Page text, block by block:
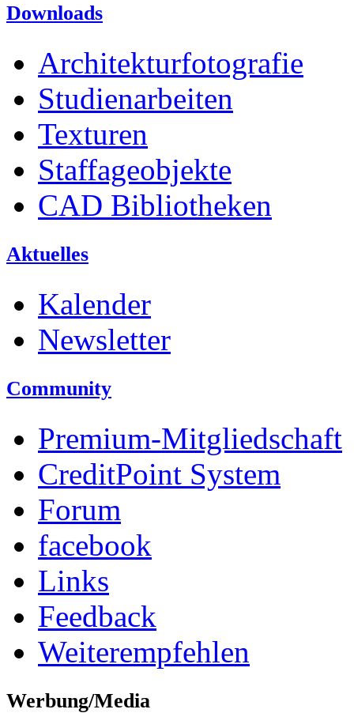
Downloads
Architekturfotografie
Studienarbeiten
Texturen
Staffageobjekte
CAD Bibliotheken
Aktuelles
Kalender
Newsletter
Community
Premium-Mitgliedschaft
CreditPoint System
Forum
facebook
Links
Feedback
Weiterempfehlen
Werbung/Media